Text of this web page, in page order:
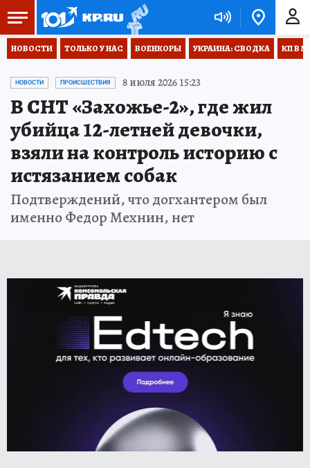
НОВОСТИ ТОЛЬКО У НАС ВОЕНКОРЫ УКРАИНА: СВОДКА КП В
НОВОСТИ ПРОИСШЕСТВИЯ 8 июля 2026 15:23
В СНТ «Захожье-2», где жил
убийца 12-летней девочки,
взяли на контроль историю с
истязанием собак
Подтверждений, что догхантером был
именно Федор Мехнин, нет